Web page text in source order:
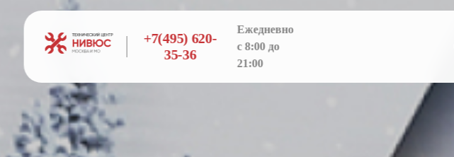
+7(495) 620-
35-36
Ежедневно
с 8:00 до
21:00